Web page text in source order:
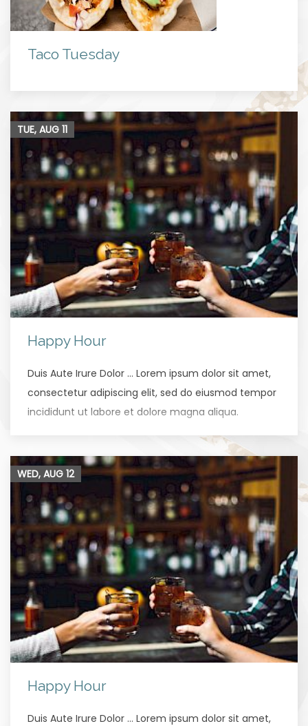
Taco Tuesday
Happy Hour
Duis Aute Irure Dolor … Lorem ipsum dolor sit amet,
consectetur adipiscing elit, sed do eiusmod tempor
incididunt ut labore et dolore magna aliqua.
TUE, AUG 11
Happy Hour
Duis Aute Irure Dolor … Lorem ipsum dolor sit amet,
WED, AUG 12